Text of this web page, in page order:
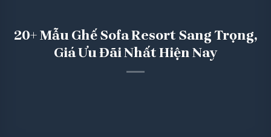
20+ Mẫu Ghế Sofa Resort Sang Trọng,
Giá Ưu Đãi Nhất Hiện Nay